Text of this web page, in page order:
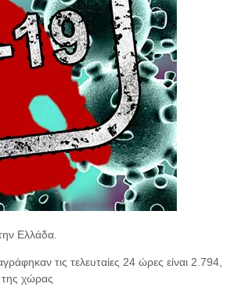
Ελλάδα.
τις τελευταίες 24 ώρες είναι 2.794,
της χώρας